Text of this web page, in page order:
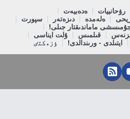
رۋحانييات
ەدەبيەت
ەلەمدە دىزەتەر
سپورت
ماماندىقتار جىلى!
قىلمىس
ۇلت ايناسى
ايتىلدى - ورىندالدى! ٶزەكتٸ